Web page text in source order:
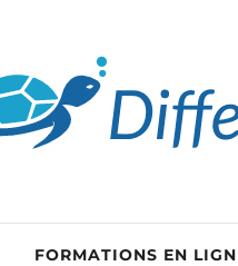
FORMATIONS EN